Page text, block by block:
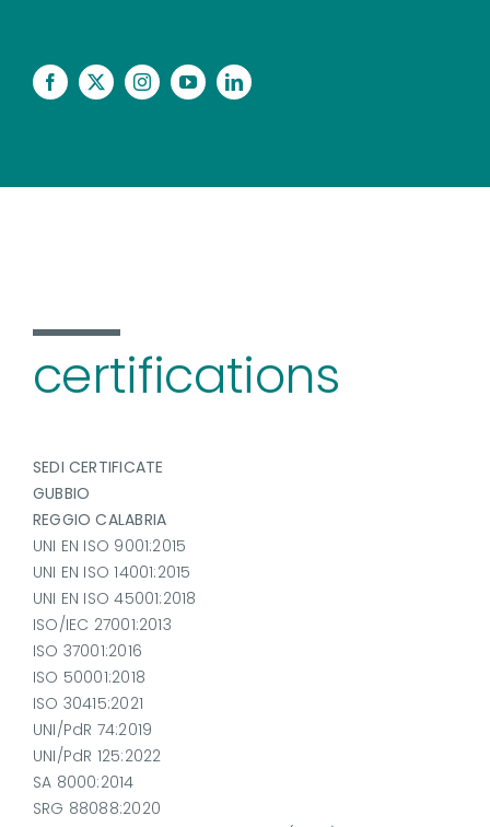
certifications
SEDI CERTIFICATE
GUBBIO
REGGIO CALABRIA
UNI EN ISO 9001:2015
UNI EN ISO 14001:2015
UNI EN ISO 45001:2018
ISO/IEC 27001:2013
ISO 37001:2016
ISO 50001:2018
ISO 30415:2021
UNI/PdR 74:2019
UNI/PdR 125:2022
SA 8000:2014
SRG 88088:2020